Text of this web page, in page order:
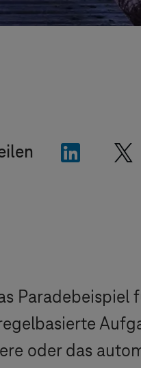
Paradebeispiel
oder das